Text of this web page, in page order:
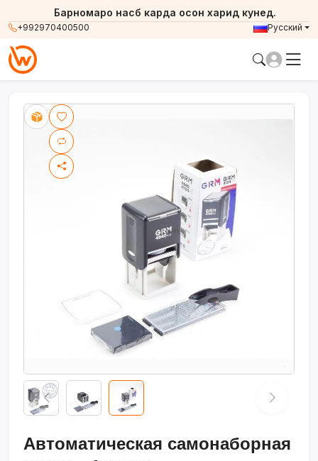
+992970400500
Барномаро насб карда осон харид кунед.
Русский
Автоматическая самонаборная